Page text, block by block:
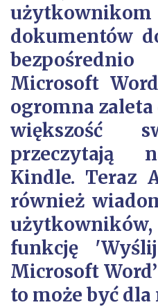
dokumentów
Microsoft
ogromna
większość
przeczytają
Kindle. Teraz
również
funkcję
Microsoft
to może być dla